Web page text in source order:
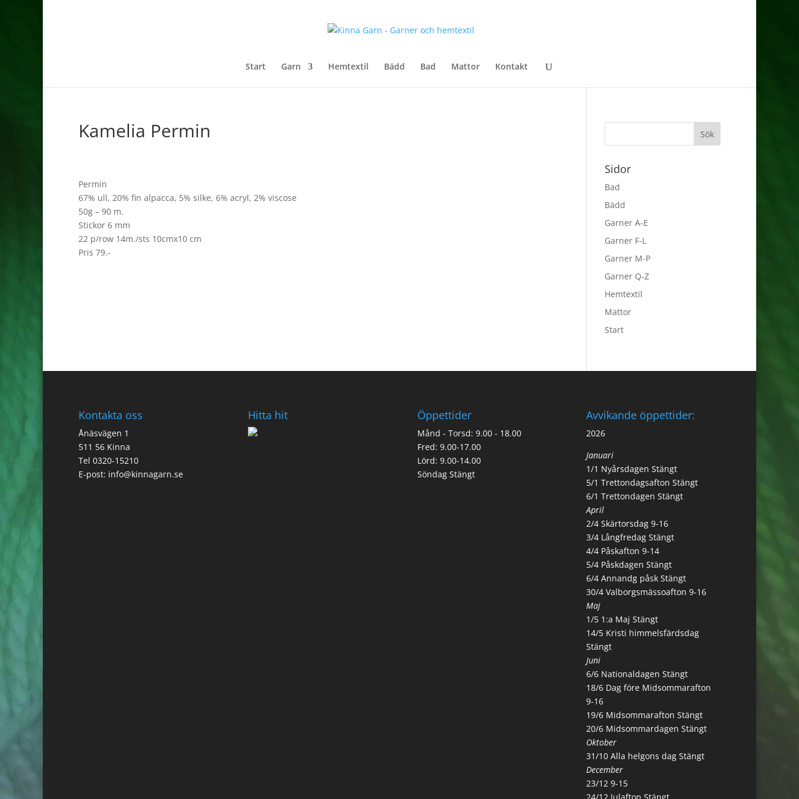
Start Garn Hemtextil Bädd Bad Mattor Kontakt
Kamelia Permin
Permin
67% ull, 20% fin alpacca, 5% silke, 6% acryl, 2% viscose
50g – 90 m.
Stickor 6 mm
22 p/row 14m./sts 10cmx10 cm
Pris 79.-
Sidor
Bad
Bädd
Garner A-E
Garner F-L
Garner M-P
Garner Q-Z
Hemtextil
Mattor
Start
Kontakta oss
Ånäsvägen 1
511 56 Kinna
Tel 0320-15210
E-post: info@kinnagarn.se
Hitta hit Öppettider
Månd - Torsd: 9.00 - 18.00
Fred: 9.00-17.00
Lörd: 9.00-14.00
Söndag Stängt
Avvikande öppettider:
2026
Januari
1/1 Nyårsdagen Stängt
5/1 Trettondagsafton Stängt
6/1 Trettondagen Stängt
April
2/4 Skärtorsdag 9-16
3/4 Långfredag Stängt
4/4 Påskafton 9-14
5/4 Påskdagen Stängt
6/4 Annandg påsk Stängt
30/4 Valborgsmässoafton 9-16
Maj
1/5 1:a Maj Stängt
14/5 Kristi himmelsfärdsdag
Stängt
Juni
6/6 Nationaldagen Stängt
18/6 Dag före Midsommarafton
9-16
19/6 Midsommarafton Stängt
20/6 Midsommardagen Stängt
Oktober
31/10 Alla helgons dag Stängt
December
23/12 9-15